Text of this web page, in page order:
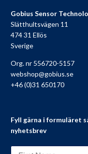
Gobius Sensor
Slätthultsvägen 11
474 31 Ellös
Sverige
Org. nr 556720-5157
webshop@gobius.se
+46 (0)31 650170
Fyll gärna i formuläret
nyhetsbrev